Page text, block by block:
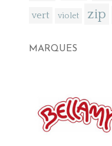
vert violet zip
MARQUES